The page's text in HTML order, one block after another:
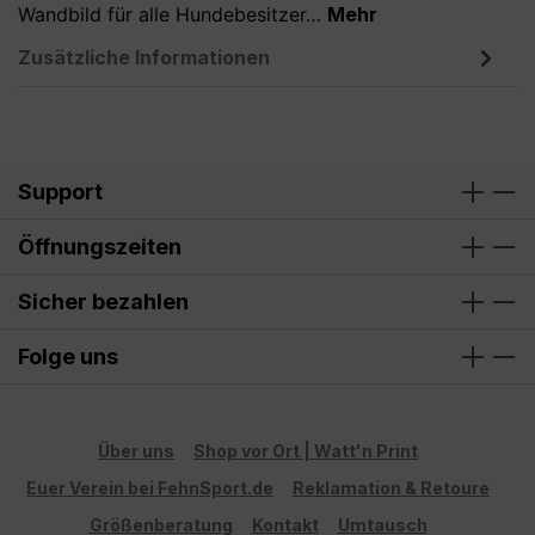
Wandbild für alle Hundebesitzer… Mehr
Zusätzliche Informationen
Support
Öffnungszeiten
Sicher bezahlen
Folge uns
Über uns
Shop vor Ort | Watt'n Print
Euer Verein bei FehnSport.de
Reklamation & Retoure
Größenberatung
Kontakt Umtausch